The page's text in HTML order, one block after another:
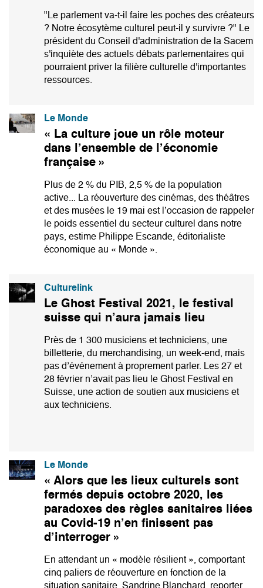
"Le parlement va-t-il faire les poches des créateurs
? Notre écosytème culturel peut-il y survivre ?" Le
président du Conseil d'administration de la Sacem
s'inquiète des actuels débats parlementaires qui
pourraient priver la filière culturelle d'importantes
ressources.
Le Monde
« La culture joue un rôle moteur
dans l’ensemble de l’économie
française »
Plus de 2 % du PIB, 2,5 % de la population
active... La réouverture des cinémas, des théâtres
et des musées le 19 mai est l’occasion de rappeler
le poids essentiel du secteur culturel dans notre
pays, estime Philippe Escande, éditorialiste
économique au « Monde ».
Culturelink
Le Ghost Festival 2021, le festival
suisse qui n’aura jamais lieu
Près de 1 300 musiciens et techniciens, une
billetterie, du merchandising, un week-end, mais
pas d’événement à proprement parler. Les 27 et
28 février n’avait pas lieu le Ghost Festival en
Suisse, une action de soutien aux musiciens et
aux techniciens.
Le Monde
« Alors que les lieux culturels sont
fermés depuis octobre 2020, les
paradoxes des règles sanitaires liées
au Covid-19 n’en finissent pas
d’interroger »
En attendant un « modèle résilient », comportant
cinq paliers de réouverture en fonction de la